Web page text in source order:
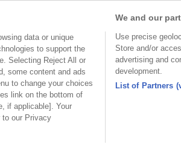
公司
德區和成路20
3655156
美國分公司
OUPIIN AMERICA,
地址 : 27795 AVENUE
data or unique
to support the
Selecting Reject All or
some content and ads
to change your choices
link on the bottom of
if applicable]. Your
to our Privacy
We and our
Use precise
Store and/or
advertising and
development.
List of Partners